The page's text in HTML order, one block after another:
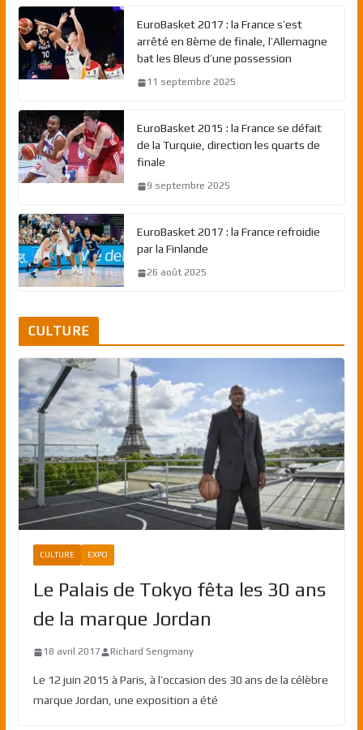
EuroBasket 2017 : la France s’est
arrêté en 8ème de finale, l’Allemagne
bat les Bleus d’une possession
11 septembre 2025
EuroBasket 2015 : la France se défait
de la Turquie, direction les quarts de
finale
9 septembre 2025
EuroBasket 2017 : la France refroidie
par la Finlande
26 août 2025
CULTURE
CULTURE EXPO
Le Palais de Tokyo fêta les 30 ans
de la marque Jordan
18 avril 2017 Richard Sengmany
Le 12 juin 2015 à Paris, à l’occasion des 30 ans de la célèbre
marque Jordan, une exposition a été